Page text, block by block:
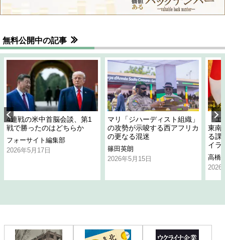
無料公開中の記事
4連戦の米中首脳会談、第1
戦で勝ったのはどちらか
フォーサイト編集部
2026年5月17日
マリ「ジハーディスト組織」
の攻勢が示唆する西アフリカ
の更なる混迷
篠田英朗
2026年5月15日
「
東南
る課
イラ
高橋
2026